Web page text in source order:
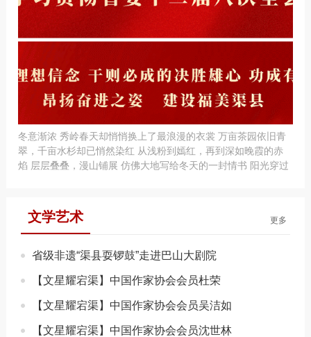
冬意渐浓 秀岭春天却悄悄换上了最浪漫的衣裳 万亩茶园依旧青
翠，千亩水杉却已悄然染红 从浅粉到嫣红，再到深如晚霞的赤
焰 层层叠叠，漫山铺展 仿佛大地写给冬天的一封情书 阳光穿过
更多
文学艺术
省级非遗“渠县耍锣鼓”走进巴山大剧院
【文星耀宕渠】中国作家协会会员杜荣
【文星耀宕渠】中国作家协会会员吴洁如
【文星耀宕渠】中国作家协会会员沈世林